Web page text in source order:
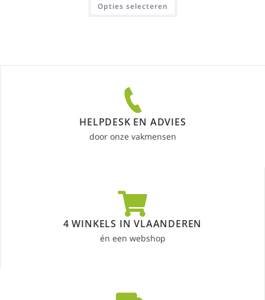
Opties selecteren
HELPDESK EN ADVIES
door onze vakmensen
4 WINKELS IN VLAANDEREN
én een webshop